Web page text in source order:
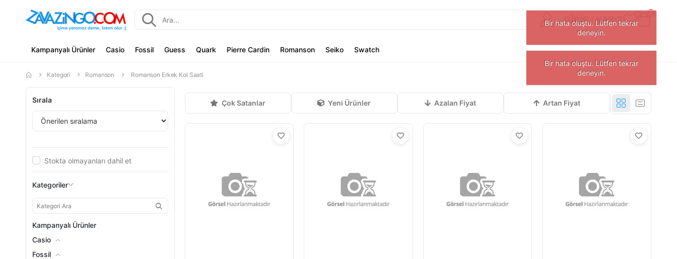
GIRIŞ / KAYIT
0
Kampanyalı Ürünler Casio Fossil Guess Quark Pierre Cardin Romanson Seiko Swatch
Kategori Romanson Romanson Erkek Kol Saati
Çok Satanlar Yeni Ürünler Azalan Fiyat Artan Fiyat
Sırala
Stokta olmayanları dahil et
Kategoriler
Kampanyalı Ürünler
Casio
Fossil